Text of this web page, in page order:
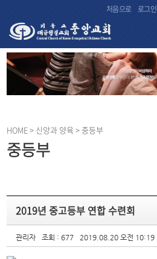
처음으로 로그인
HOME> 신앙과 양육 > 중등부
중등부
2019년 중고등부 연합 수련회
관리자 조회 : 677 2019.08.20 오전 10:19